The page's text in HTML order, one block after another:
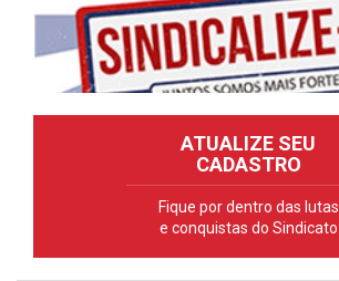
ATUALIZE SEU
CADASTRO
Fique por dentro das lutas
e conquistas do Sindicato